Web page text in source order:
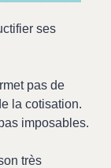
ses
pas de
la cotisation.
imposables.
très